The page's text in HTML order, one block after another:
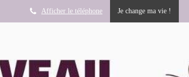
Je change ma vie !
Afficher le téléphone